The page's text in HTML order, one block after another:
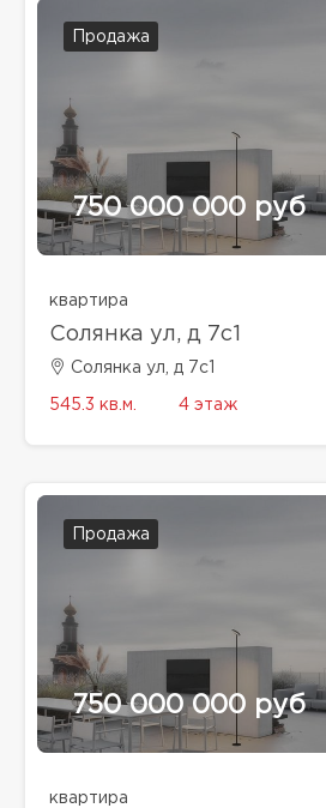
Продажа
750 000 000 руб
квартира
Солянка ул, д 7с1
Солянка ул, д 7с1
545.3 кв.м. 4 этаж
Продажа
750 000 000 руб
квартира